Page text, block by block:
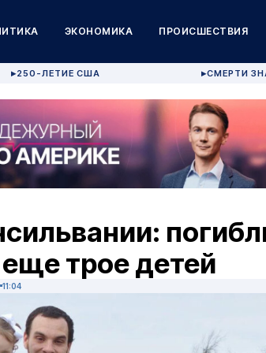
ЭКОНОМИКА ПРОИСШЕСТВИЯ
▶250-ЛЕТИЕ США ▶СМЕРТИ
трое детей
11:04